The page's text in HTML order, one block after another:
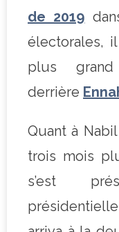
de 2019
électorales,
plus
derrière
Quant à
trois mois
s’est